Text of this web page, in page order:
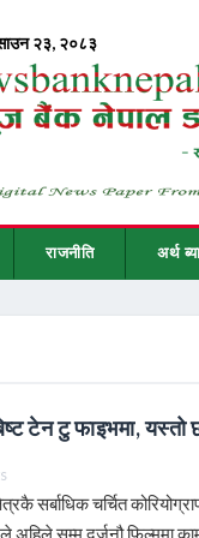
राजनीति अर्थ
टेन टु फाइभमा, यस्तो
सर्बाधिक चर्चित
अहिले सम्म दर्जनौ फिल्ममा